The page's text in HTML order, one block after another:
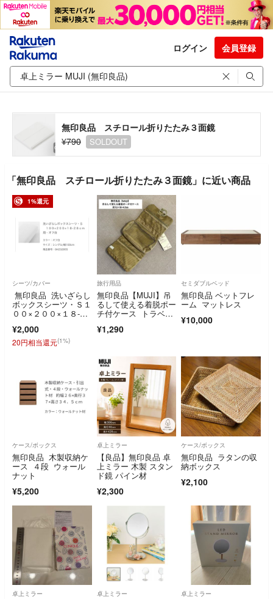
ログイン 会員登録
無印良品 スチロール折りたたみ３面鏡
¥790
SOLDOUT
「無印良品 スチロール折りたたみ３面鏡」に近い商品
1%還元
シーツ/カバー
無印良品 洗いざらし
ボックスシーツ・Ｓ１
００×２００×１８‐２
ラー：オフ白 サイ
ズ：シングル/幅100c
¥2,000
20円相当還元(1%)
旅行用品
無印良品【MUJI】吊
るして使える着脱ポー
チ付ケース トラベル
¥1,290
セミダブルベッド
無印良品 ベットフレ
ーム マットレス
¥10,000
ケース/ボックス
無印良品 木製収納ケ
ース ４段 ウォール
ナット
¥5,200
卓上ミラー
【良品】無印良品 卓
上ミラー 木製 スタン
ド鏡 パイン材
¥2,300
ケース/ボックス
無印良品 ラタンの収
納ボックス
¥2,100
卓上ミラー 卓上ミラー 卓上ミラー